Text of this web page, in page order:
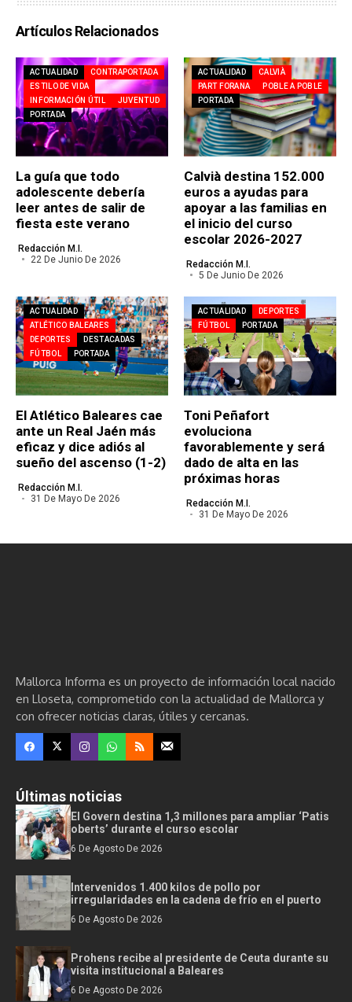
Artículos Relacionados
ACTUALIDAD
CONTRAPORTADA
ESTILO DE VIDA
INFORMACIÓN ÚTIL
JUVENTUD
PORTADA
La guía que todo
adolescente debería
leer antes de salir de
fiesta este verano
Redacción M.I.
22 De Junio De 2026
ACTUALIDAD
CALVIÀ
PART FORANA
POBLE A POBLE
PORTADA
Calvià destina 152.000
euros a ayudas para
apoyar a las familias en
el inicio del curso
escolar 2026-2027
Redacción M.I.
5 De Junio De 2026
ACTUALIDAD
ATLÉTICO BALEARES
DEPORTES
DESTACADAS
FÚTBOL
PORTADA
El Atlético Baleares cae
ante un Real Jaén más
eficaz y dice adiós al
sueño del ascenso (1-2)
Redacción M.I.
31 De Mayo De 2026
ACTUALIDAD
DEPORTES
FÚTBOL
PORTADA
Toni Peñafort
evoluciona
favorablemente y será
dado de alta en las
próximas horas
Redacción M.I.
31 De Mayo De 2026
Mallorca Informa es un proyecto de información local nacido
en Lloseta, comprometido con la actualidad de Mallorca y
con ofrecer noticias claras, útiles y cercanas.
Últimas noticias
El Govern destina 1,3 millones para ampliar ‘Patis
oberts’ durante el curso escolar
6 De Agosto De 2026
Intervenidos 1.400 kilos de pollo por
irregularidades en la cadena de frío en el puerto
6 De Agosto De 2026
Prohens recibe al presidente de Ceuta durante su
visita institucional a Baleares
6 De Agosto De 2026